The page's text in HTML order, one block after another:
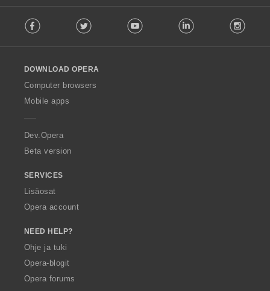
o
w
O
p
a
Facebook Twitter Youtube LinkedIn
DOWNLOAD OPERA
Computer browsers
Mobile apps
Dev.Opera
Beta version
SERVICES
Lisäosat
Opera account
NEED HELP?
Ohje ja tuki
Opera-blogit
Opera forums